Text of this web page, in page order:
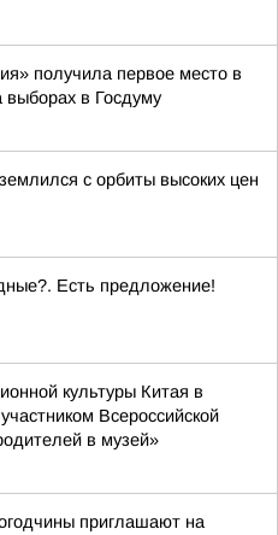
получила первое место в
в Госдуму
с орбиты высоких цен
Есть предложение!
культуры Китая в
Всероссийской
в музей»
приглашают на